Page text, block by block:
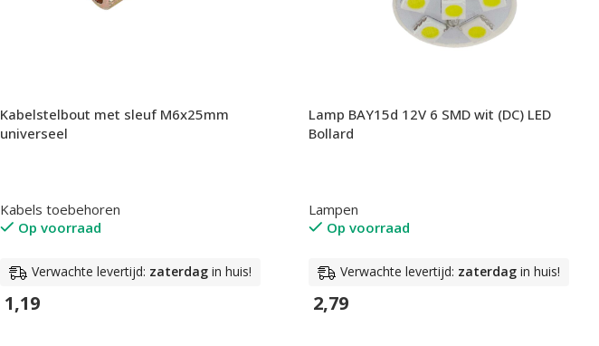
Kabelstelbout met sleuf M6x25mm
universeel
Kabels toebehoren
Op voorraad
Verwachte levertijd: zaterdag in huis!
1,19
Lamp BAY15d 12V 6 SMD wit (DC) LED
Bollard
Lampen
Op voorraad
Verwachte levertijd: zaterdag in huis!
2,79